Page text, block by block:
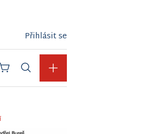
Přihlásit se